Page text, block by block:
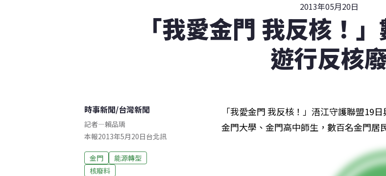
2013年05月20日
「我愛金門 我反核！
遊行反核
時事新聞/台灣新聞
記者—賴品瑀
本報2013年5月20日台北訊
金門
能源轉型
核廢料
「我愛金門 我反核！」浯江守護聯盟19
金門大學、金門高中師生，數百名金門居